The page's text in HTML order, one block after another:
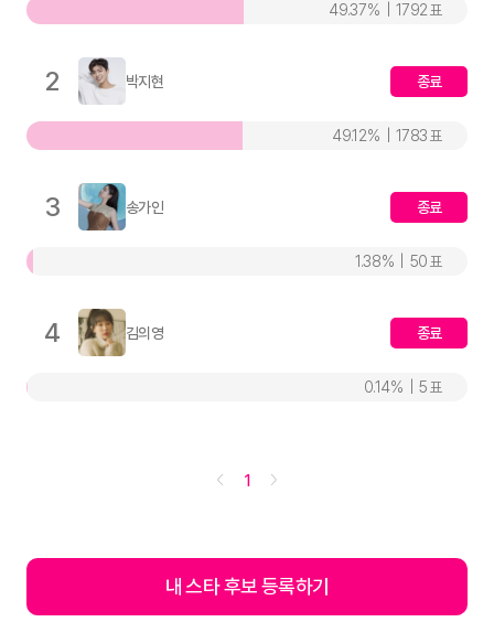
49.37 1792
2 박지현 종료
49.12 1783
3 송가인 종료
1.38 50
4 김의영 종료
0.14 5
1
내 스타 후보 등록하기